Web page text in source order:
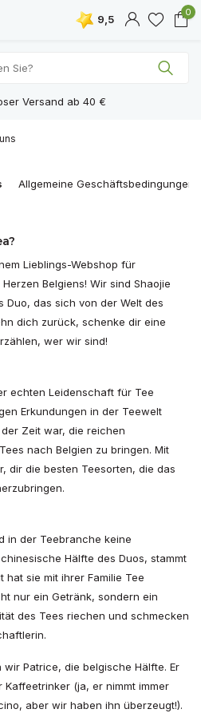
9,5
0
Versand ab 40 €
Allgemeine Geschäftsbedingungen
Lieblings-Webshop für
Belgiens! Wir sind Shaojie
Duo, das sich von der Welt des
dich zurück, schenke dir eine
wer wir sind!
echten Leidenschaft für Tee
Erkundungen in der Teewelt
Zeit war, die reichen
nach Belgien zu bringen. Mit
dir die besten Teesorten, die das
in der Teebranche keine
Hälfte des Duos, stammt
hat sie mit ihrer Familie Tee
nur ein Getränk, sondern ein
des Tees riechen und schmecken
Patrice, die belgische Hälfte. Er
(ja, er nimmt immer
aber wir haben ihn überzeugt!).